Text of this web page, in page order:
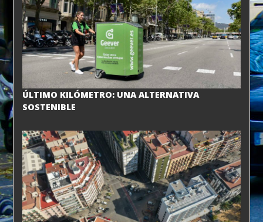
ÚLTIMO KILÓMETRO: UNA ALTERNATIVA
SOSTENIBLE